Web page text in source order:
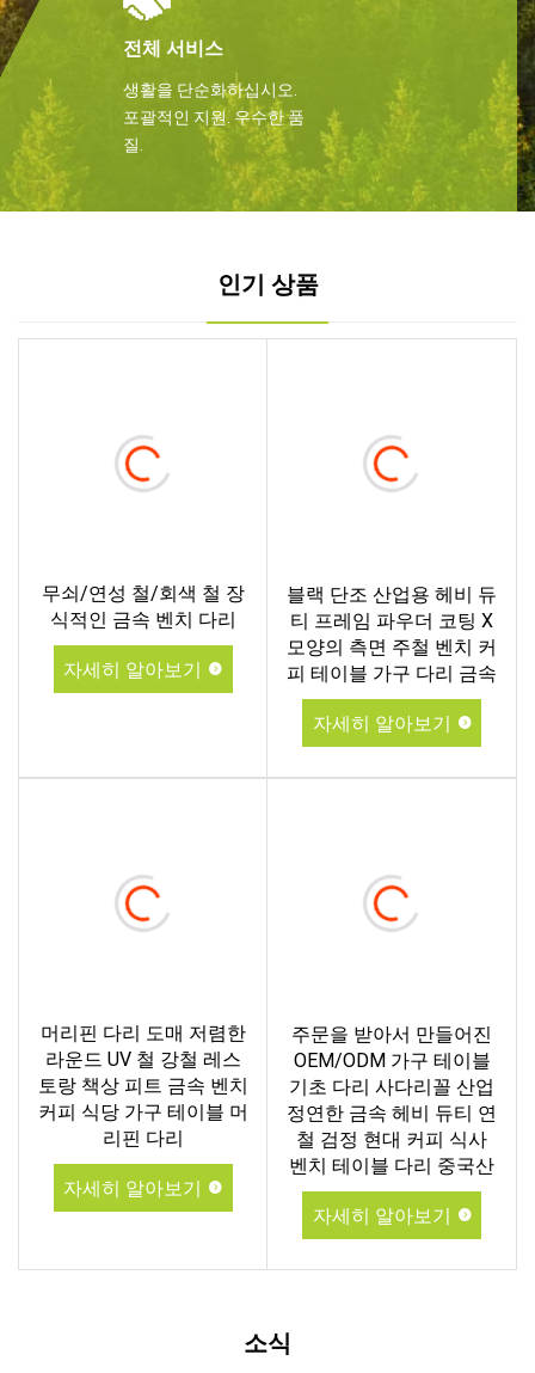
전체 서비스
생활을 단순화하십시오.
포괄적인 지원. 우수한 품
질.
인기 상품
무쇠/연성 철/회색 철 장
식적인 금속 벤치 다리
자세히 알아보기
블랙 단조 산업용 헤비 듀
티 프레임 파우더 코팅 X
모양의 측면 주철 벤치 커
피 테이블 가구 다리 금속
자세히 알아보기
머리핀 다리 도매 저렴한
라운드 UV 철 강철 레스
토랑 책상 피트 금속 벤치
커피 식당 가구 테이블 머
리핀 다리
자세히 알아보기
주문을 받아서 만들어진
OEM/ODM 가구 테이블
기초 다리 사다리꼴 산업
정연한 금속 헤비 듀티 연
철 검정 현대 커피 식사
벤치 테이블 다리 중국산
자세히 알아보기
소식